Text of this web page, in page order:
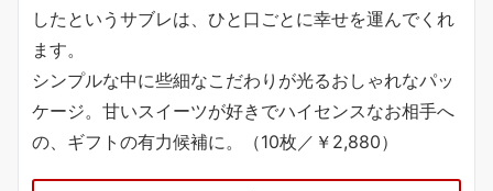
したというサブレは、ひと口ごとに幸せを運んでくれ
ます。
シンプルな中に些細なこだわりが光るおしゃれなパッ
ケージ。甘いスイーツが好きでハイセンスなお相手へ
の、ギフトの有力候補に。（10枚／￥2,880）